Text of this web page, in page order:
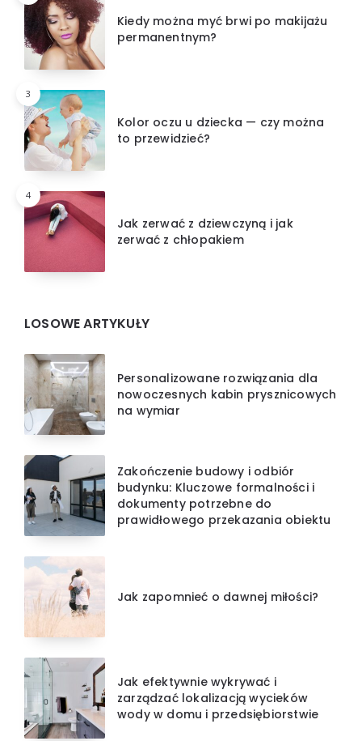
Kiedy można myć brwi po makijażu
permanentnym?
3
Kolor oczu u dziecka — czy można
to przewidzieć?
4
Jak zerwać z dziewczyną i jak
zerwać z chłopakiem
LOSOWE ARTYKUŁY
Personalizowane rozwiązania dla
nowoczesnych kabin prysznicowych
na wymiar
Zakończenie budowy i odbiór
budynku: Kluczowe formalności i
dokumenty potrzebne do
prawidłowego przekazania obiektu
Jak zapomnieć o dawnej miłości?
Jak efektywnie wykrywać i
zarządzać lokalizacją wycieków
wody w domu i przedsiębiorstwie